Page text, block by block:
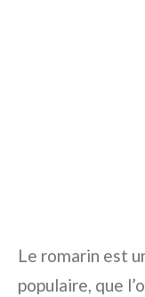
Le romarin est
populaire, que